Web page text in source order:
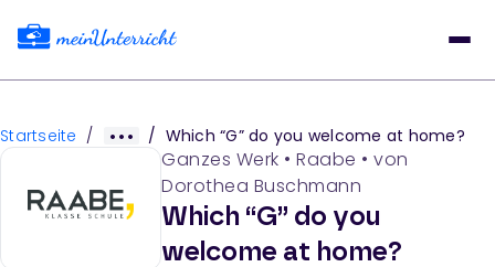
Startseite / / Which “G” do you welcome at home?
Ganzes Werk • Raabe • von
Dorothea Buschmann
Which “G” do you
welcome at home?